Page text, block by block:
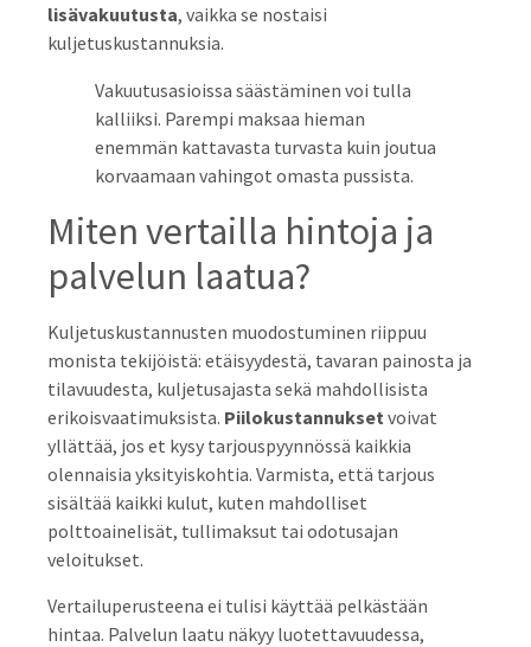
lisävakuutusta, vaikka se nostaisi
kuljetuskustannuksia.
Vakuutusasioissa säästäminen voi tulla
kalliiksi. Parempi maksaa hieman
enemmän kattavasta turvasta kuin joutua
korvaamaan vahingot omasta pussista.
Miten vertailla hintoja ja
palvelun laatua?
Kuljetuskustannusten muodostuminen riippuu
monista tekijöistä: etäisyydestä, tavaran painosta ja
tilavuudesta, kuljetusajasta sekä mahdollisista
erikoisvaatimuksista. Piilokustannukset voivat
yllättää, jos et kysy tarjouspyynnössä kaikkia
olennaisia yksityiskohtia. Varmista, että tarjous
sisältää kaikki kulut, kuten mahdolliset
polttoainelisät, tullimaksut tai odotusajan
veloitukset.
Vertailuperusteena ei tulisi käyttää pelkästään
hintaa. Palvelun laatu näkyy luotettavuudessa,